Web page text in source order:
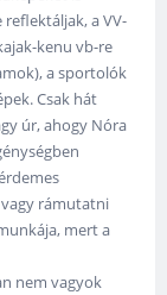
a VV-
kenu vb-re
a sportolók
Csak hát
úr, ahogy Nóra
rámutatni
mert a
nem vagyok